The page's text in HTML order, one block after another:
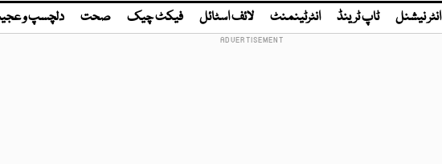
انٹر نیشنل ٹاپ ٹرینڈ انٹرٹینمنٹ لائف اسٹائل فیکٹ چیک صحت دلچسپ و